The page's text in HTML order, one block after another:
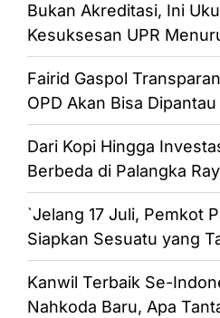
Bukan Akreditasi, Ini
Kesuksesan UPR
Fairid Gaspol
OPD Akan Bisa
Dari Kopi Hingga
Berbeda di Palangka
`Jelang 17 Juli, Pemkot
Siapkan Sesuatu yang
Kanwil Terbaik Se-
Nahkoda Baru, Apa